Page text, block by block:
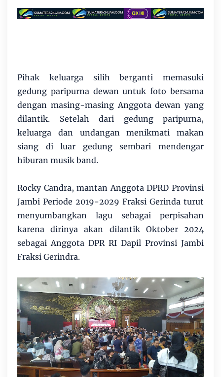
Pihak keluarga silih berganti memasuki
gedung paripurna dewan untuk foto bersama
dengan masing-masing Anggota dewan yang
dilantik. Setelah dari gedung paripurna,
keluarga dan undangan menikmati makan
siang di luar gedung sembari mendengar
hiburan musik band.
Rocky Candra, mantan Anggota DPRD Provinsi
Jambi Periode 2019-2029 Fraksi Gerinda turut
menyumbangkan lagu sebagai perpisahan
karena dirinya akan dilantik Oktober 2024
sebagai Anggota DPR RI Dapil Provinsi Jambi
Fraksi Gerindra.